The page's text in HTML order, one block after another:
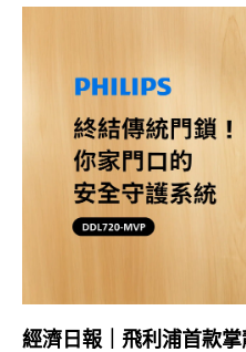
經濟日報｜飛利浦首款